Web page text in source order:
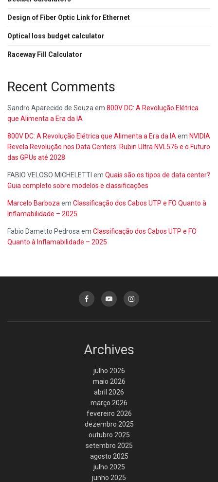
Design of Fiber Optic Link for Ethernet
Optical loss budget calculator
Raceway Fill Calculator
Recent Comments
Sandro Aparecido de Souza em 800V DC: A Revolução Elétrica
que Alimenta a Era da IA
800V DC: A Revolução Elétrica que Alimenta a Era da IA em NVIDIA
Revela Revolução nos Data Centers: Rubin Ultra NVL576 e o Futuro
das GPUs até 2028
FABIO VELOSO MICHELETTI em Quais são os tipos de data center?
Guia completo sobre modelos e classificações
Marcelo Barboza em Classificação dos Cabos UTP e FO Quanto à
Inflamabilidade – 2025
Fabio Dametto Pedrosa em Classificação dos Cabos UTP e FO
Quanto à Inflamabilidade – 2025
Archives
julho 2026
maio 2026
abril 2026
março 2026
fevereiro 2026
dezembro 2025
outubro 2025
setembro 2025
agosto 2025
julho 2025
junho 2025